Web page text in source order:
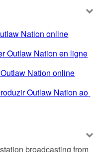
Nation online
Outlaw Nation en ligne
Nation online
Outlaw Nation ao
broadcasting from